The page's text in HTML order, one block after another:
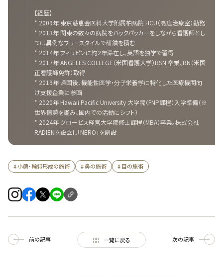
【経歴】
* 2009年 東京慈恵会医科大学附属柏病院 HCU（高度治療室）勤務
* 2013年 関東の数々の病院をバックパッカーをしながら看護師とし
ては異例なフリースタイルで研鑽を積む
* 2014年 フィリピンに約2年滞在し、英語を独学で習得
* 2017年 ANGELES COLLEGE（米国看護大学）BSN 卒業、RN（米国
正看護師免許）取得
* 2019年 帰国後、機能性医学・分子栄養学に特化した医療機関向
け支援企業に参画
* 2020年 Hawaii Pacific University 大学院（FNP課程）入学準備（※
世界情勢を鑑み、国内での活動にシフト）
* 2024年 グロービス経営大学院修士課程（MBA）卒業。株式会社
RADIENを設立し「NERO」を創設
# 小顔・輪郭形成の施術 # 鼻の施術 # 目の施術
前の記事 一覧に戻る 次の記事